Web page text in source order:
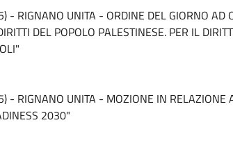
) - RIGNANO UNITA - ORDINE DEL GIORNO AD
DEL POPOLO PALESTINESE. PER IL
) - RIGNANO UNITA - MOZIONE IN RELAZIONE
2030"